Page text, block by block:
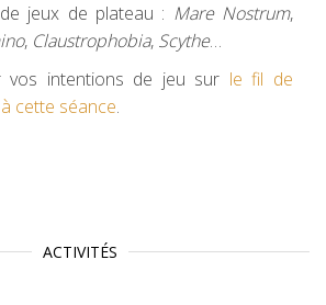
jeux de plateau : Mare Nostrum,
, Claustrophobia, Scythe…
vos intentions de jeu sur le fil de
cette séance.
ACTIVITÉS